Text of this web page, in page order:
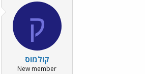
ק
קולמוס
New member